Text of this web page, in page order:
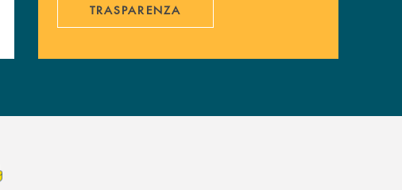
TRASPARENZA